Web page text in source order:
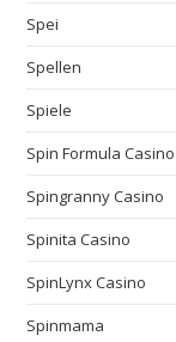
Spei
Spellen
Spiele
Spin Formula Casino
Spingranny Casino
Spinita Casino
SpinLynx Casino
Spinmama